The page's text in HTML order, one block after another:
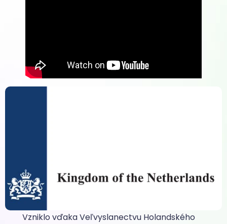
Vzniklo vďaka Veľvyslanectvu Holandského